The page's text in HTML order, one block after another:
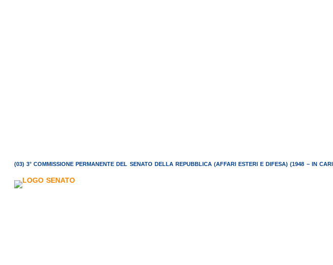
(03) 3° COMMISSIONE PERMANENTE DEL SENATO DELLA REPUBBLICA (AFFARI ESTERI E DIFESA) (1948 – IN